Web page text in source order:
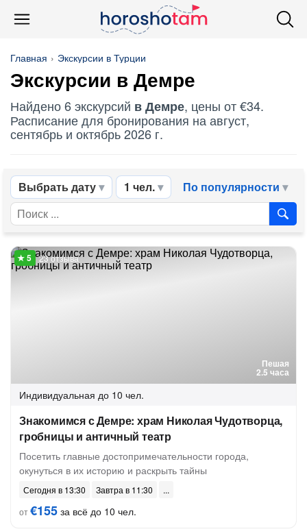
Главная Экскурсии в Турции
Экскурсии в Демре
Найдено 6 экскурсий в Демре, цены от €34.
Расписание для бронирования на август,
сентябрь и октябрь 2026 г.
Выбрать дату 1 чел. По популярности
Пешая
2.5 часа
23 отзыва
Индивидуальная до 10 чел.
Знакомимся с Демре: храм Николая Чудотворца,
гробницы и античный театр
Посетить главные достопримечательности города,
окунуться в их историю и раскрыть тайны
Сегодня в 13:30
Завтра в 11:30
от€155 за всё до 10 чел.